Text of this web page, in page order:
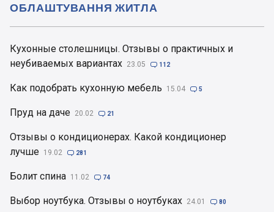
Кухонные столешницы. Отзывы о практичных и
неубиваемых вариантах 23.05  112
Как подобрать кухонную мебель 15.04  5
Пруд на даче 20.02  21
Отзывы о кондиционерах. Какой кондиционер
лучше 19.02  281
Болит спина 11.02  74
Выбор ноутбука. Отзывы о ноутбуках 24.01  80
ОБЛАШТУВАННЯ ЖИТЛА